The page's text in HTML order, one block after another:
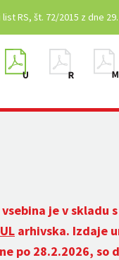
list RS, št. 72/2015 z dne
je v skladu
arhivska. Izdaje
po 28.2.2026, so